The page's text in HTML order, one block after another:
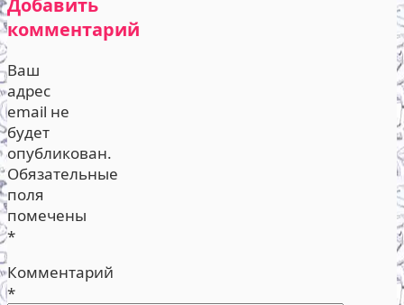
Добавить
комментарий
Ваш
адрес
email не
будет
опубликован.
Обязательные
поля
помечены
*
Комментарий
*